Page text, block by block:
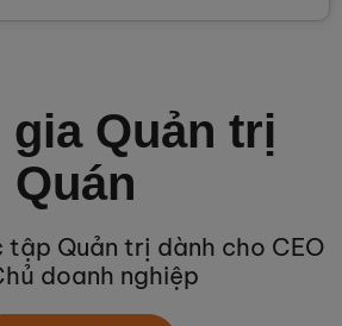
gia Quản trị
Quán
tập Quản trị dành cho CEO
doanh nghiệp